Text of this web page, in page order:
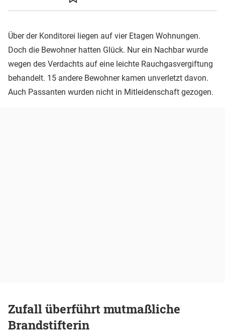
Über der Konditorei liegen auf vier Etagen Wohnungen.
Doch die Bewohner hatten Glück. Nur ein Nachbar wurde
wegen des Verdachts auf eine leichte Rauchgasvergiftung
behandelt. 15 andere Bewohner kamen unverletzt davon.
Auch Passanten wurden nicht in Mitleidenschaft gezogen.
Zufall überführt mutmaßliche
Brandstifterin